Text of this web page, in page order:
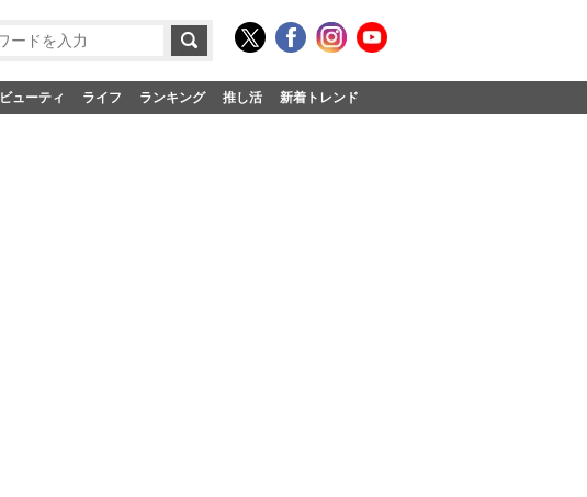
ビューティ ライフ ランキング 推し活 新着トレンド